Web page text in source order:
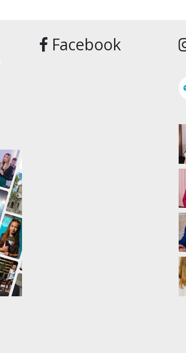
Facebook